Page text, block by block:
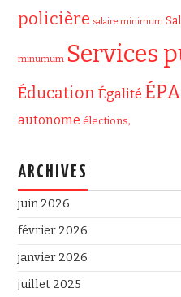
policière salaire minimum
minumum Services
Éducation Égalité ÉPA
autonome élections;
ARCHIVES
juin 2026
février 2026
janvier 2026
juillet 2025